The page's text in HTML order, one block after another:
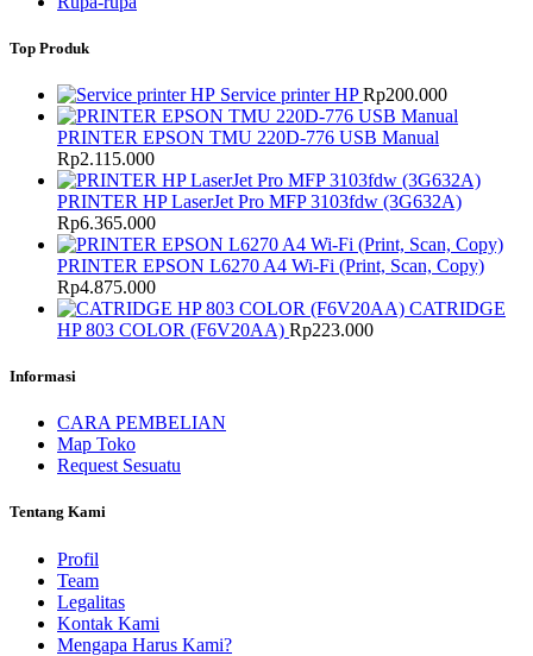
Top Produk
Service printer HP Rp200.000
PRINTER EPSON TMU 220D-776 USB Manual
Rp2.115.000
PRINTER HP LaserJet Pro MFP 3103fdw (3G632A)
Rp6.365.000
PRINTER EPSON L6270 A4 Wi-Fi (Print, Scan, Copy)
Rp4.875.000
CATRIDGE
HP 803 COLOR (F6V20AA) Rp223.000
Informasi
CARA PEMBELIAN
Map Toko
Request Sesuatu
Tentang Kami
Profil
Team
Legalitas
Kontak Kami
Mengapa Harus Kami?